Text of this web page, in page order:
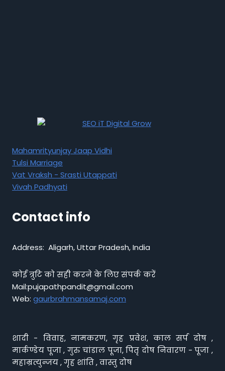
Mahamrityunjay Jaap Vidhi
Tulsi Marriage
Vat Vraksh - Srasti Utappati
Vivah Padhyati
Contact info
Address: Aligarh, Uttar Pradesh, India
कोई त्रुटि को सही करने के लिए संपर्क करें
Mail:pujapathpandit@gmail.com
Web: gaurbrahmansamaj.com
शादी - विवाह, नामकरण, गृह प्रवेश, काल सर्प दोष ,
मार्कण्डेय पूजा , गुरु चांडाल पूजा, पितृ दोष निवारण - पूजा ,
महाम्रत्युन्जय , गृह शांति , वास्तु दोष